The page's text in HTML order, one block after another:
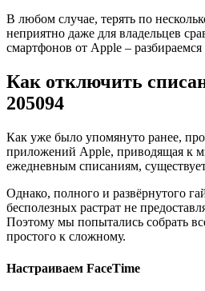
В любом случае, терять по
неприятно даже для владельцев
смартфонов от Apple –
Как отключить
205094
Как уже было упомянуто ранее,
приложений Apple, приводящая к
ежедневным списаниям,
Однако, полного и развёрнутого
бесполезных растрат не
Поэтому мы попытались собрать
простого к сложному.
Настраиваем FaceTime